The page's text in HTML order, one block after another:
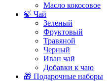
Масло кокосовое
🍃 Чай
Зеленый
Фруктовый
Травяной
Черный
Иван чай
Добавки к чаю
🎁 Подарочные наборы